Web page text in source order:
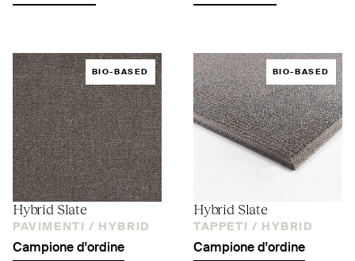
BIO-BASED
Hybrid Slate
PAVIMENTI / HYBRID
Campione d'ordine
BIO-BASED
Hybrid Slate
TAPPETI / HYBRID
Campione d'ordine